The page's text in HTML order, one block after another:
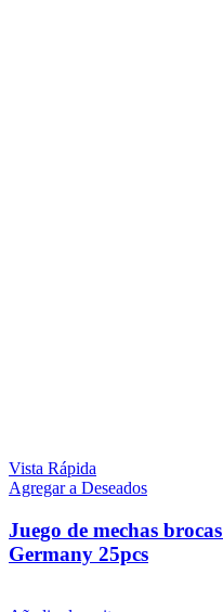
Vista Rápida
Agregar a Deseados
Juego de mechas
Germany 25pcs